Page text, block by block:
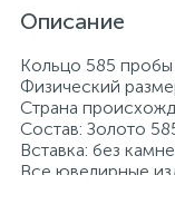
Описание
Кольцо 585 пробы
Физический
Страна
Состав: Золото
Вставка: без
Все ювелирные
сайте прошли